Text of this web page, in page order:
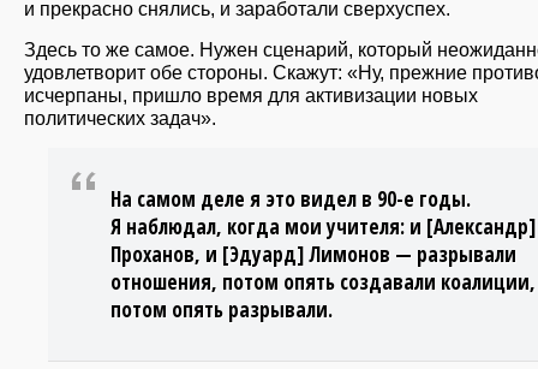
и прекрасно снялись, и заработали сверхуспех.
Здесь то же самое. Нужен сценарий, который
удовлетворит обе стороны. Скажут: «Ну, прежние
исчерпаны, пришло время для активизации новых
политических задач».
На самом деле я это видел в 90-е годы.
Я наблюдал, когда мои учителя: и [Александр]
Проханов, и [Эдуард] Лимонов — разрывали
отношения, потом опять создавали коалиции,
потом опять разрывали.